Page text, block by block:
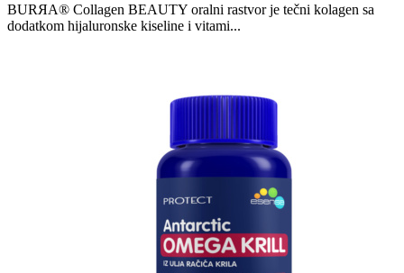
BURЯA® Collagen BEAUTY oralni rastvor je tečni kolagen sa
dodatkom hijaluronske kiseline i vitami...